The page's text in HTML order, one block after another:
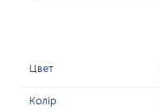
Цвет
Колір